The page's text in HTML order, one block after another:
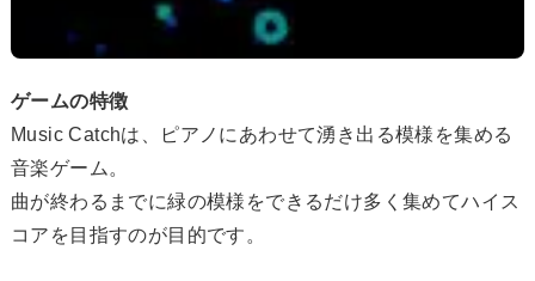
ゲームの特徴
Music Catchは、ピアノにあわせて湧き出る模様を集める
音楽ゲーム。
曲が終わるまでに緑の模様をできるだけ多く集めてハイス
コアを目指すのが目的です。